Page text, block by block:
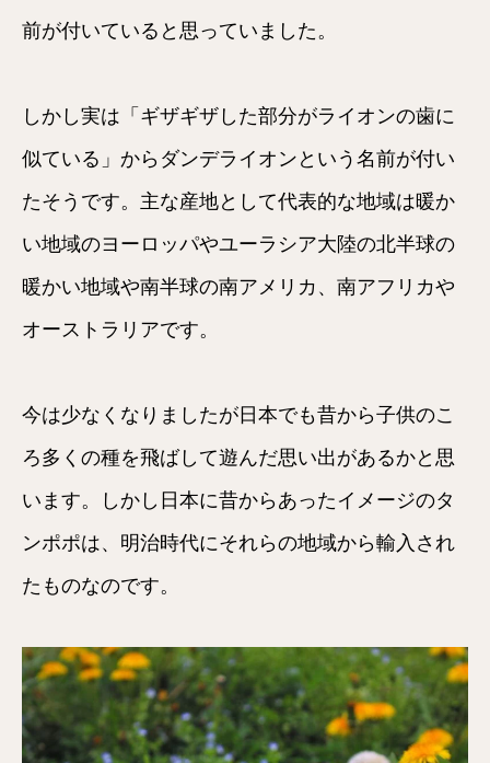
前が付いていると思っていました。
しかし実は「ギザギザした部分がライオンの歯に
似ている」からダンデライオンという名前が付い
たそうです。主な産地として代表的な地域は暖か
い地域のヨーロッパやユーラシア大陸の北半球の
暖かい地域や南半球の南アメリカ、南アフリカや
オーストラリアです。
今は少なくなりましたが日本でも昔から子供のこ
ろ多くの種を飛ばして遊んだ思い出があるかと思
います。しかし日本に昔からあったイメージのタ
ンポポは、明治時代にそれらの地域から輸入され
たものなのです。